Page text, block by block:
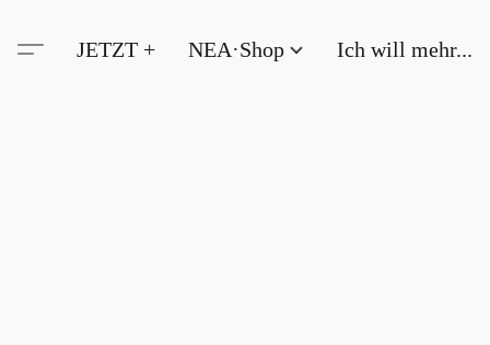
JETZT + NEA·Shop Ich will mehr...